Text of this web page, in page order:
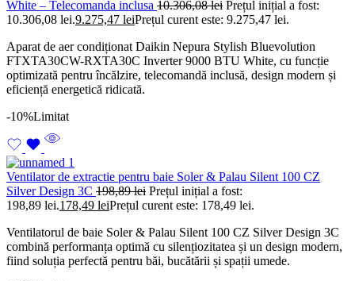
White – Telecomanda inclusa 10.306,08lei Prețul inițial a fost:
10.306,08 lei.9.275,47 leiPrețul curent este: 9.275,47 lei.
Aparat de aer condiționat Daikin Nepura Stylish Bluevolution
FTXTA30CW-RXTA30C Inverter 9000 BTU White, cu funcție
optimizată pentru încălzire, telecomandă inclusă, design modern și
eficiență energetică ridicată.
-10%Limitat
Ventilator de extractie pentru baie Soler & Palau Silent 100 CZ
Silver Design 3C 198,89lei Prețul inițial a fost:
198,89 lei.178,49 leiPrețul curent este: 178,49 lei.
Ventilatorul de baie Soler & Palau Silent 100 CZ Silver Design 3C
combină performanța optimă cu silențiozitatea și un design modern,
fiind soluția perfectă pentru băi, bucătării și spații umede.